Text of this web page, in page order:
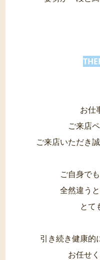
お仕
ご来店
ご来店いただき
ご自身で
全然違う
とて
引き続き健康的
お任せ